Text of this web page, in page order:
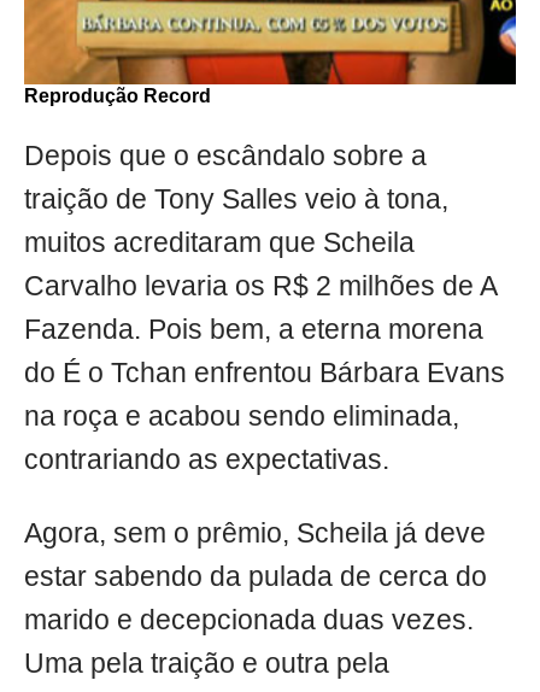
Reprodução Record
Depois que o escândalo sobre a
traição de Tony Salles veio à tona,
muitos acreditaram que Scheila
Carvalho levaria os R$ 2 milhões de A
Fazenda. Pois bem, a eterna morena
do É o Tchan enfrentou Bárbara Evans
na roça e acabou sendo eliminada,
contrariando as expectativas.
Agora, sem o prêmio, Scheila já deve
estar sabendo da pulada de cerca do
marido e decepcionada duas vezes.
Uma pela traição e outra pela